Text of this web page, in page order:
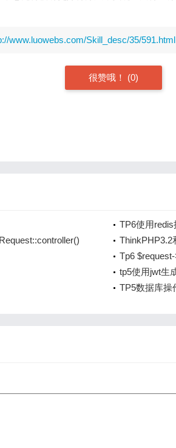
www.luowebs.com/Skill_desc/35/591.html
很赞哦！ (0)
TP6使用redis
ThinkPHP3.2
Tp6
tp5使用jwt生
TP5数据库操